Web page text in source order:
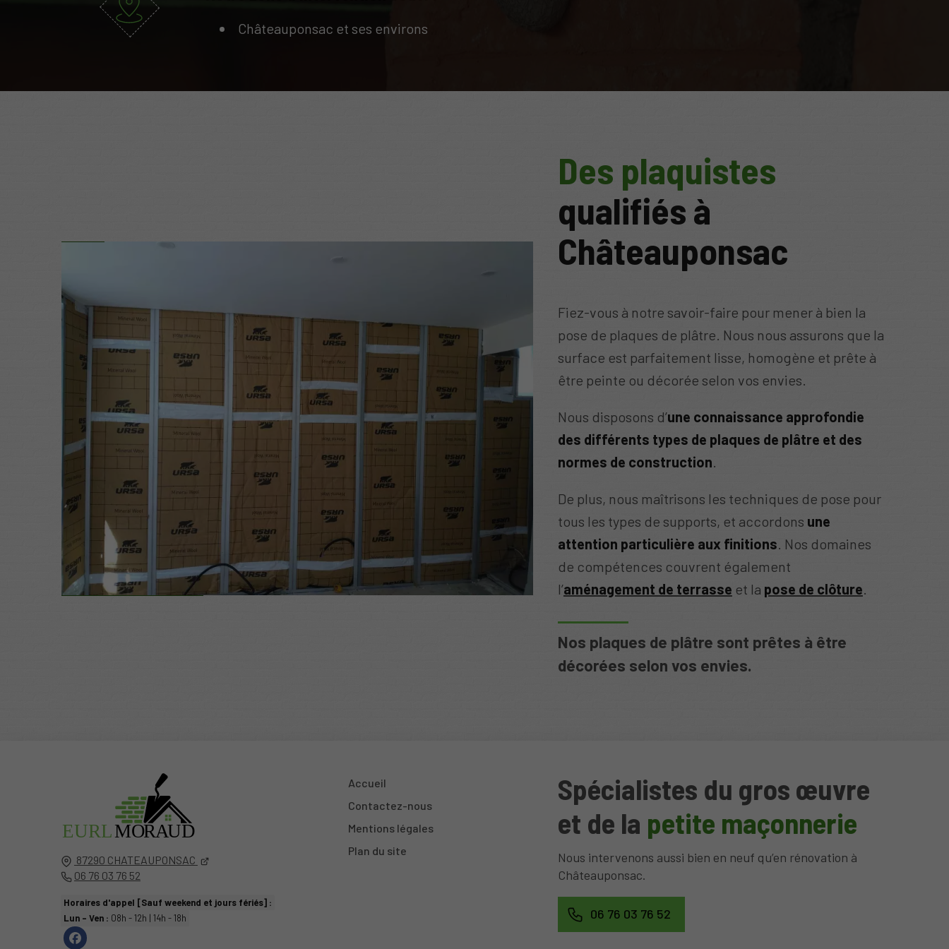
Châteauponsac et ses environs
Des plaquistes
qualifiés à
Châteauponsac
Fiez-vous à notre savoir-faire pour mener à bien la
pose de plaques de plâtre. Nous nous assurons que la
surface est parfaitement lisse, homogène et prête à
être peinte ou décorée selon vos envies.
Nous disposons d’une connaissance approfondie
des différents types de plaques de plâtre et des
normes de construction.
De plus, nous maîtrisons les techniques de pose pour
tous les types de supports, et accordons une
attention particulière aux finitions. Nos domaines
de compétences couvrent également
l’aménagement de terrasse et la pose de clôture.
Nos plaques de plâtre sont prêtes à être
décorées selon vos envies.
EURLMORAUD
87290 CHATEAUPONSAC
06 76 03 76 52
Horaires d'appel [Sauf weekend et jours fériés] :
Lun - Ven : 08h - 12h | 14h - 18h
Accueil
Contactez-nous
Mentions légales
Plan du site
Spécialistes du gros œuvre
et de la petite maçonnerie
Nous intervenons aussi bien en neuf qu’en rénovation à
Châteauponsac.
06 76 03 76 52